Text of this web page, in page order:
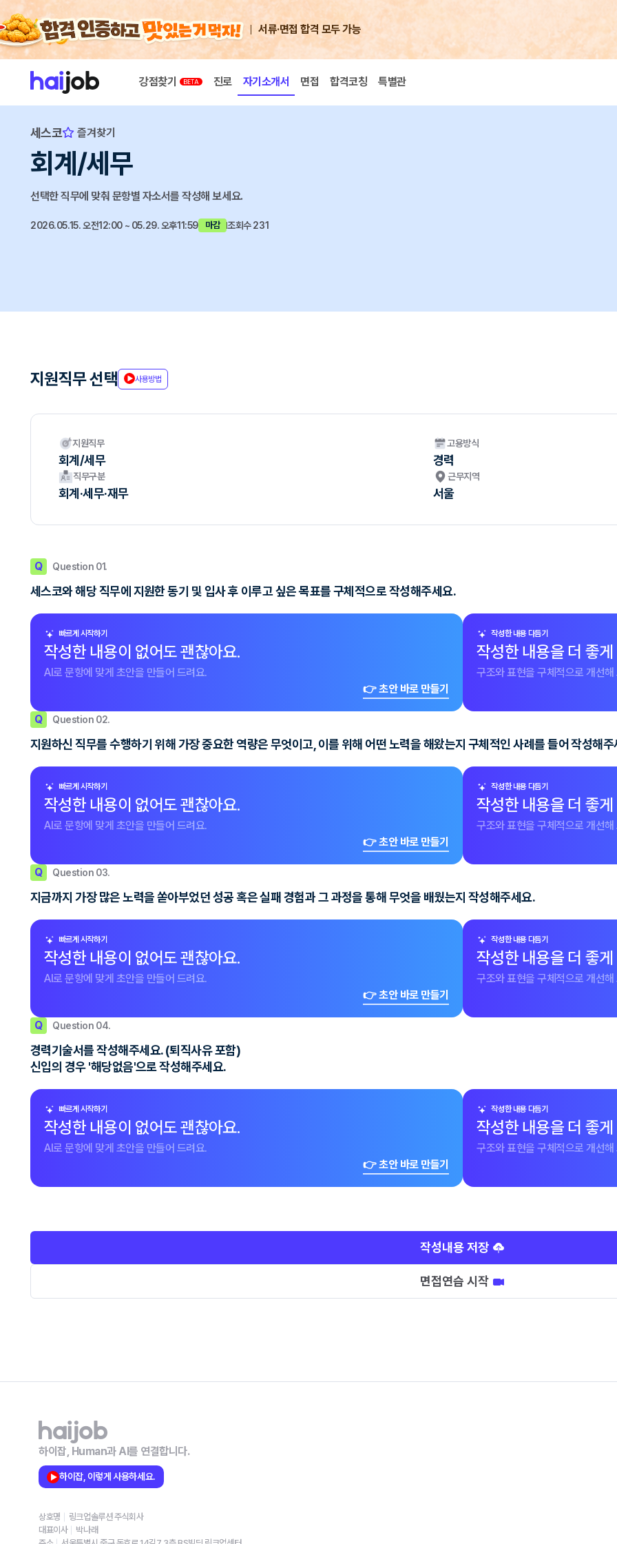
서류·면접 합격 모두 가능
강점찾기 진로 자기소개서 면접 합격코칭 특별관
세스코 즐겨찾기
회계/세무
선택한 직무에 맞춰 문항별 자소서를 작성해 보세요.
2026.05.15. 오전12:00 ~ 05.29. 오후11:59 마감 조회수 231
지원직무 선택 사용방법
지원직무
회계/세무
고용방식
경력
직무구분
회계·세무·재무
근무지역
서울
Q Question 01.
세스코와 해당 직무에 지원한 동기 및 입사 후 이루고 싶은 목표를 구체적으로 작성해주세요.
빠르게 시작하기
작성한 내용이 없어도 괜찮아요.
AI로 문항에 맞게 초안을 만들어 드려요.
👉 초안 바로 만들기
작성한 내용 다듬기
작성한 내용을 더 좋
구조와 표현을 구체적으로 개선해
Q Question 02.
지원하신 직무를 수행하기 위해 가장 중요한 역량은 무엇이고, 이를 위해 어떤 노력을 해왔는지 구체적인 사례를 들어 작성해주
빠르게 시작하기
작성한 내용이 없어도 괜찮아요.
AI로 문항에 맞게 초안을 만들어 드려요.
👉 초안 바로 만들기
작성한 내용 다듬기
작성한 내용을 더 좋
구조와 표현을 구체적으로 개선해
Q Question 03.
지금까지 가장 많은 노력을 쏟아부었던 성공 혹은 실패 경험과 그 과정을 통해 무엇을 배웠는지 작성해주세요.
빠르게 시작하기
작성한 내용이 없어도 괜찮아요.
AI로 문항에 맞게 초안을 만들어 드려요.
👉 초안 바로 만들기
작성한 내용 다듬기
작성한 내용을 더 좋
구조와 표현을 구체적으로 개선해
Q Question 04.
경력기술서를 작성해주세요. (퇴직사유 포함)
신입의 경우 '해당없음'으로 작성해주세요.
빠르게 시작하기
작성한 내용이 없어도 괜찮아요.
AI로 문항에 맞게 초안을 만들어 드려요.
👉 초안 바로 만들기
작성한 내용 다듬기
작성한 내용을 더 좋
구조와 표현을 구체적으로 개선해
작성내용 저장
면접연습 시작
하이잡, Human과 AI를 연결합니다.
하이잡, 이렇게 사용하세요.
상호명
링크업솔루션 주식회사
대표이사
박나래